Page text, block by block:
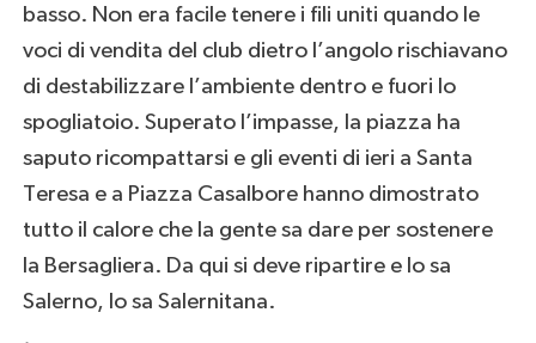
basso. Non era facile tenere i fili uniti quando le
voci di vendita del club dietro l’angolo rischiavano
di destabilizzare l’ambiente dentro e fuori lo
spogliatoio. Superato l’impasse, la piazza ha
saputo ricompattarsi e gli eventi di ieri a Santa
Teresa e a Piazza Casalbore hanno dimostrato
tutto il calore che la gente sa dare per sostenere
la Bersagliera. Da qui si deve ripartire e lo sa
Salerno, lo sa Salernitana.